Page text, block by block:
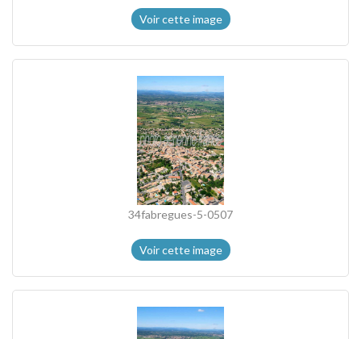
Voir cette image
34fabregues-5-0507
Voir cette image